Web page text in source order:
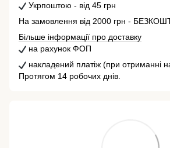
Укрпоштою - від 45 грн
На замовлення від 2000 грн -
Більше інформації про доставку
на рахунок ФОП
накладений платіж (при отриманні
Протягом 14 робочих днів.